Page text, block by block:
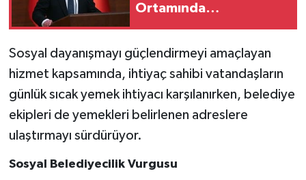
Ortamında
Sosyal dayanışmayı güçlendirmeyi amaçlayan
hizmet kapsamında, ihtiyaç sahibi vatandaşların
günlük sıcak yemek ihtiyacı karşılanırken, belediye
ekipleri de yemekleri belirlenen adreslere
ulaştırmayı sürdürüyor.
Sosyal Belediyecilik Vurgusu